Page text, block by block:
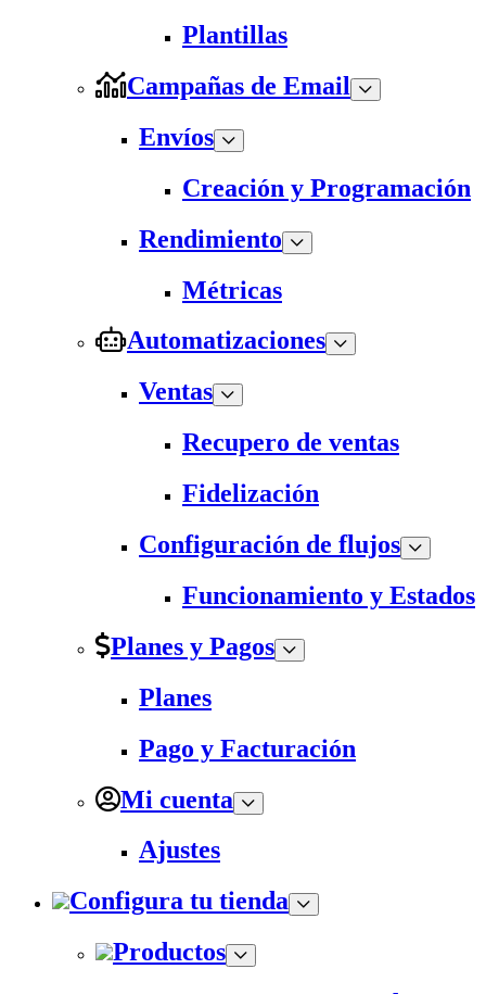
Plantillas
Campañas de Email
Envíos
Creación y Programación
Rendimiento
Métricas
Automatizaciones
Ventas
Recupero de ventas
Fidelización
Configuración de flujos
Funcionamiento y Estados
Planes y Pagos
Planes
Pago y Facturación
Mi cuenta
Ajustes
Configura tu tienda
Productos